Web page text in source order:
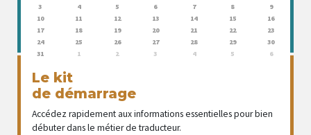
3
4 5 6 7 8
9
10
11 12 13 14 15
16
17
18 19 20 21 22
23
24
25 26 27 28 29
30
31
1 2 3 4 5 6
Le kit
de démarrage
Accédez rapidement aux informations essentielles pour bien
débuter dans le métier de traducteur.